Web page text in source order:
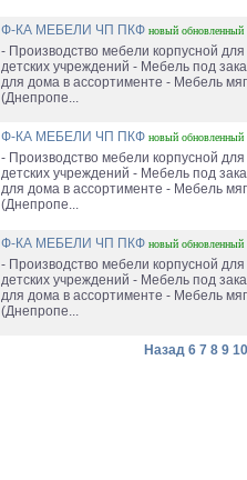
Ф-КА МЕБЕЛИ ЧП ПКФ новый обновленный
- Производство мебели корпусной
детских учреждений - Мебель под
для дома в ассортименте - Мебель
(Днепропе...
Ф-КА МЕБЕЛИ ЧП ПКФ новый обновленный
- Производство мебели корпусной
детских учреждений - Мебель под
для дома в ассортименте - Мебель
(Днепропе...
Ф-КА МЕБЕЛИ ЧП ПКФ новый обновленный
- Производство мебели корпусной
детских учреждений - Мебель под
для дома в ассортименте - Мебель
(Днепропе...
Назад 6 7 8 9 10